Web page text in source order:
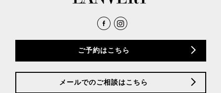
ご予約はこちら
メールでのご相談はこちら